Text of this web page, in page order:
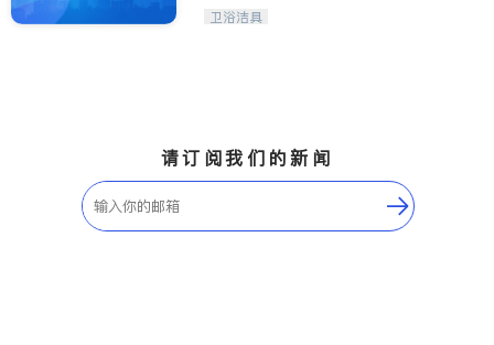
卫浴洁具
请订阅我们的新闻